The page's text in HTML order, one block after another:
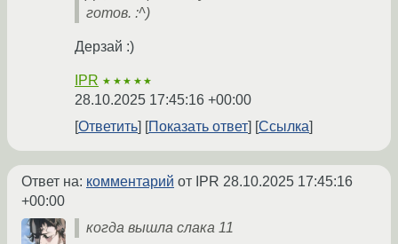
готов. :^)
Дерзай :)
IPR ★★★★★
28.10.2025 17:45:16 +00:00
Ответить
Показать ответ Ссылка
Ответ на: комментарий от IPR 28.10.2025 17:45:16
+00:00
когда вышла слака 11